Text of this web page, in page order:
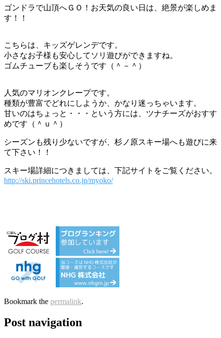
ゴンドラで山頂へＧＯ！お天気の良い日は、絶景が楽しめま
す！！
こちらは、キッズゲレンデです。
小さなお子様も安心してソリ遊びができますね。
ゴムチューブも楽しそうです（＾－＾）
人気のマリオンクレープです。
種類が豊富でどれにしようか、かなり迷っちゃいます。
甘いのはちょっと・・・という方には、ツナチーズがおすす
めです（＾ｕ＾）
シーズンも残り少ないですが、杉ノ原スキー場へも遊びに来
て下さい！！
スキー場詳細につきましては、下記サイトをご覧ください。
http://ski.princehotels.co.jp/myoko/
Bookmark the permalink.
Post navigation